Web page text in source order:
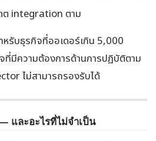
ต integration ตาม
หรับธุรกิจที่ออเดอร์เกิน 5,000
ที่มีความต้องการด้านการปฏิบัติตาม
ไม่สามารถรองรับได้
และอะไรที่ไม่จำเป็น